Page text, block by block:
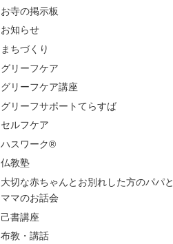
お寺の掲示板
お知らせ
まちづくり
グリーフケア
グリーフケア講座
グリーフサポートてらすば
セルフケア
ハスワーク®
仏教塾
大切な赤ちゃんとお別れした方のパパと
ママのお話会
己書講座
布教・講話